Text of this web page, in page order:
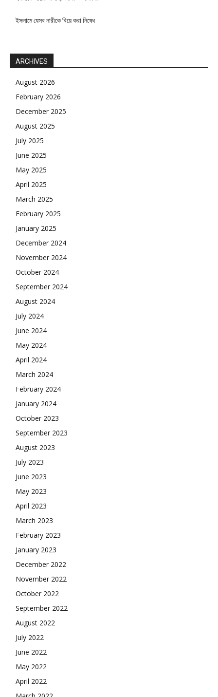
ইসলামে যেসব নারীকে বিয়ে করা নিষেধ
ARCHIVES
August 2026
February 2026
December 2025
August 2025
July 2025
June 2025
May 2025
April 2025
March 2025
February 2025
January 2025
December 2024
November 2024
October 2024
September 2024
August 2024
July 2024
June 2024
May 2024
April 2024
March 2024
February 2024
January 2024
October 2023
September 2023
August 2023
July 2023
June 2023
May 2023
April 2023
March 2023
February 2023
January 2023
December 2022
November 2022
October 2022
September 2022
August 2022
July 2022
June 2022
May 2022
April 2022